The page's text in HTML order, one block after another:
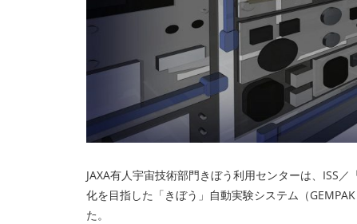
JAXA有人宇宙技術部門きぼう利用センターは、ISS
化を目指した「きぼう」自動実験システム（
た。